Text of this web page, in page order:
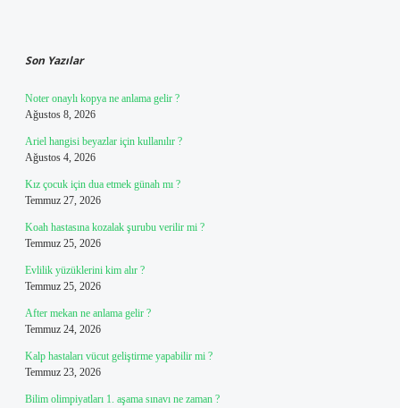
Son Yazılar
Noter onaylı kopya ne anlama gelir ?
Ağustos 8, 2026
Ariel hangisi beyazlar için kullanılır ?
Ağustos 4, 2026
Kız çocuk için dua etmek günah mı ?
Temmuz 27, 2026
Koah hastasına kozalak şurubu verilir mi ?
Temmuz 25, 2026
Evlilik yüzüklerini kim alır ?
Temmuz 25, 2026
After mekan ne anlama gelir ?
Temmuz 24, 2026
Kalp hastaları vücut geliştirme yapabilir mi ?
Temmuz 23, 2026
Bilim olimpiyatları 1. aşama sınavı ne zaman ?